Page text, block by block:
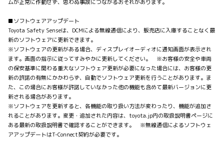
ムが正常に作動せず、思わぬ事故につながるおそれがあります。
■ソフトウェアアップデート
Toyota Safety Senseは、DCMによる無線通信により、販売店に入庫することなく最
新のソフトウェアに更新できます。
※ソフトウェアの更新がある場合、ディスプレイオーディオに通知画面が表示され
ます。画面の指示に従ってすみやかに更新してください。 ※お客様の安全や車両
の保安基準に関わる重大なソフトウェア更新が必要になった場合には、お客様の更
新の許諾の有無にかかわらず、自動でソフトウェア更新を行うことがあります。ま
た、この場合にお客様が許諾していなかった他の機能も含めて最新バージョンに更
新される場合があります。
※ソフトウェアを更新すると、各機能の取り扱い方法が変わったり、機能が追加さ
れることがあります。変更・追加された内容は、toyota.jp内の取扱説明書ページに
ある最新の取扱説明書で確認することができます。 ※無線通信によるソフトウェ
アアップデートはT-Connect契約が必要です。